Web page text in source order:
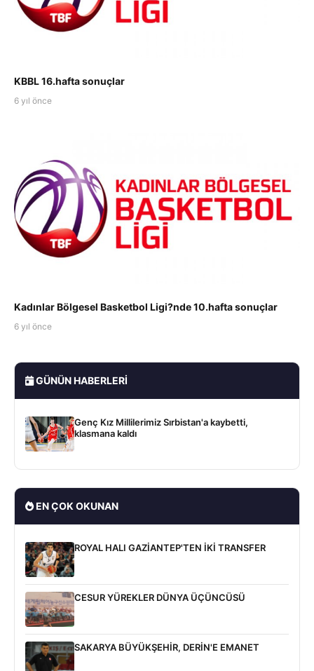
KBBL 16.hafta sonuçlar
6 yıl önce
Kadınlar Bölgesel Basketbol Ligi?nde 10.hafta sonuçlar
6 yıl önce
GÜNÜN HABERLERI
Genç Kız Millilerimiz Sırbistan'a kaybetti,
klasmana kaldı
EN ÇOK OKUNAN
ROYAL HALI GAZİANTEP'TEN İKİ TRANSFER
CESUR YÜREKLER DÜNYA ÜÇÜNCÜSÜ
SAKARYA BÜYÜKŞEHİR, DERİN'E EMANET